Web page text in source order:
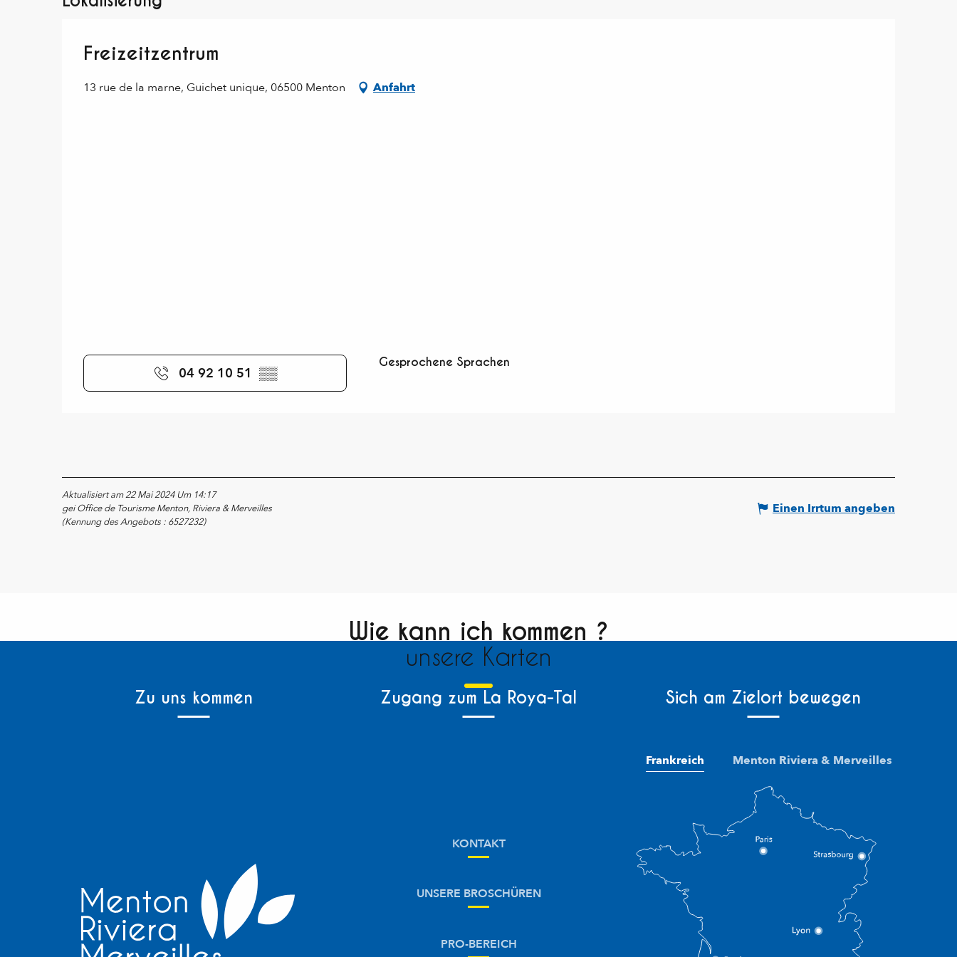
Freizeitzentrum
13 rue de la marne, Guichet unique, 06500 Menton Anfahrt
04 92 10 51 ▒▒
Gesprochene Sprachen
Gesprochene Sprachen
Aktualisiert am 22 Mai 2024 Um 14:17
gei Office de Tourisme Menton, Riviera & Merveilles
(Kennung des Angebots : 6527232)
Einen Irrtum angeben
Wie kann ich kommen ?
unsere Karten
Zu uns kommen Zugang zum La Roya-Tal Sich am Zielort bewegen
KONTAKT
UNSERE BROSCHÜREN
PRO-BEREICH
Frankreich Menton Riviera & Merveilles